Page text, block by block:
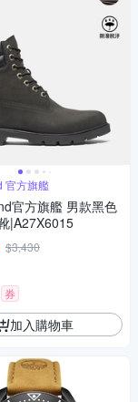
官方旗艦
官方旗艦 男款黑色
|A27X6015
$3,430
券
加入購物車